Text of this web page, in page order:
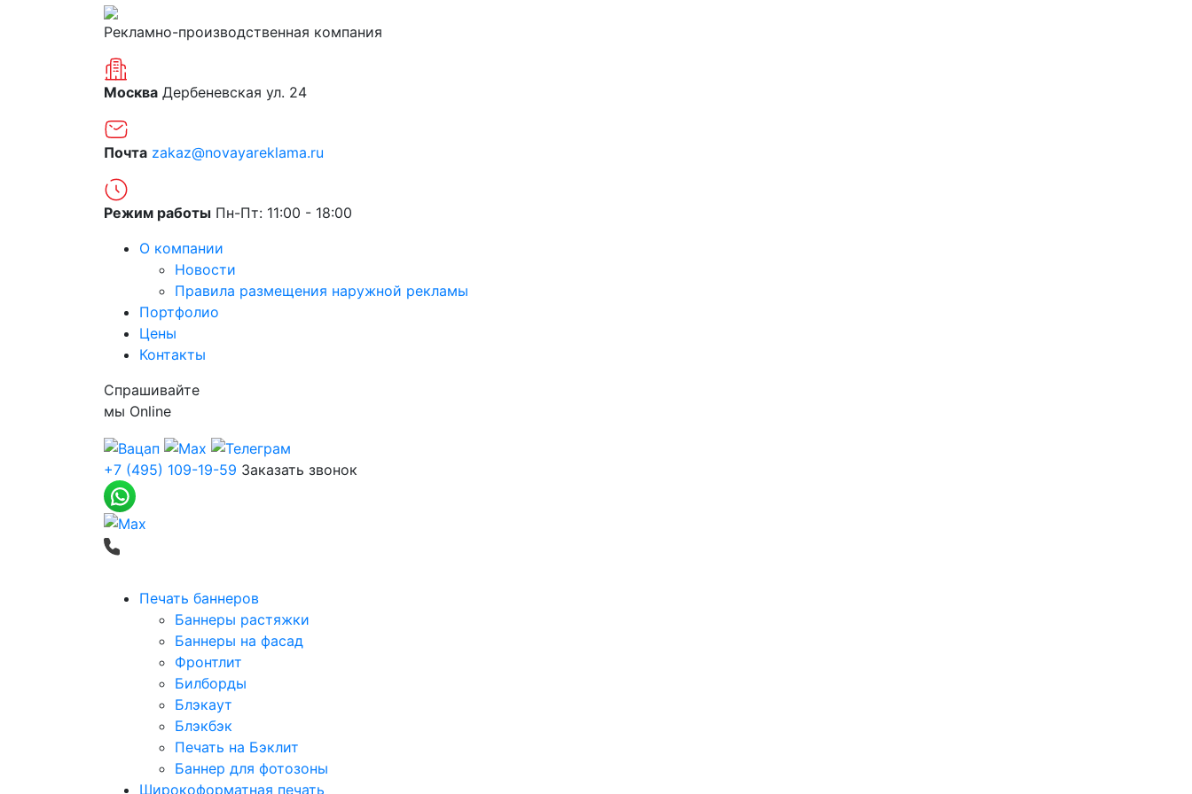
Рекламно-производственная компания
Москва Дербеневская ул. 24
Почта zakaz@novayareklama.ru
Режим работы Пн-Пт: 11:00 - 18:00
О компании
Новости
Правила размещения наружной рекламы
Портфолио
Цены
Контакты
Спрашивайте
мы Online
+7 (495) 109-19-59 Заказать звонок
Печать баннеров
Баннеры растяжки
Баннеры на фасад
Фронтлит
Билборды
Блэкаут
Блэкбэк
Печать на Бэклит
Баннер для фотозоны
Широкоформатная печать